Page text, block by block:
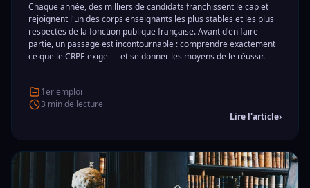
Chaque année, des milliers de candidats franchissent le cap et
rejoignent l'un des corps enseignants les plus stables et les plus
respectés de la fonction publique française. Avant d'en faire
partie, un passage est incontournable : comprendre exactement
ce que le CRPE exige — et se donner les moyens de le réussir.
1er emploi
3 min de lecture
Lire l'article›